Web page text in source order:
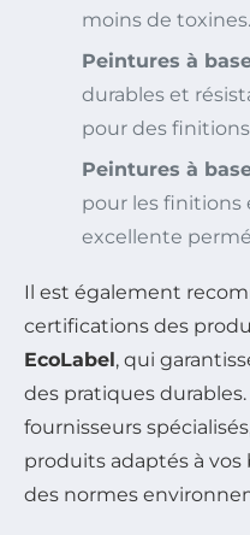
moins de toxines.
Peintures à
durables et
pour des
Peintures à
pour les finitions
excellente
Il est également
certifications des
EcoLabel, qui
des pratiques
fournisseurs
produits adaptés à
des normes